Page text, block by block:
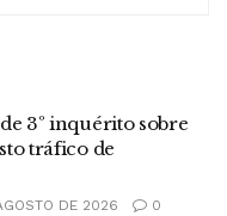
3º inquérito sobre
tráfico de
DE 2026 0